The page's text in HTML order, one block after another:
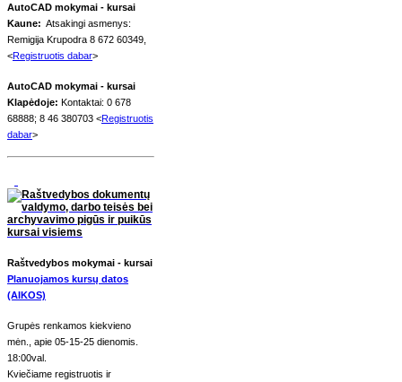
AutoCAD mokymai - kursai
Kaune: Atsakingi asmenys:
Remigija Krupodra 8 672 60349,
<Registruotis dabar>
AutoCAD mokymai - kursai
Klapėdoje: Kontaktai: 0 678
68888; 8 46 380703 <Registruotis
dabar>
Raštvedybos mokymai - kursai
Planuojamos kursų datos
(AIKOS)
Grupės renkamos kiekvieno
mėn., apie 05-15-25 dienomis.
18:00val.
Kviečiame registruotis ir